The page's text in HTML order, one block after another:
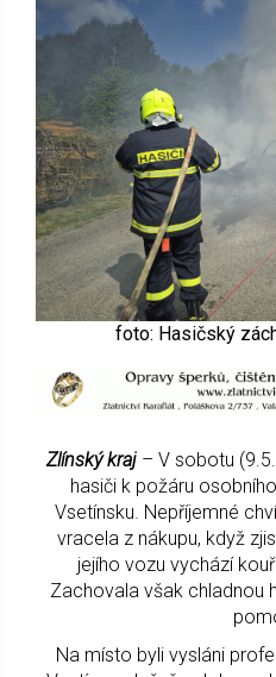
foto: Hasičský
Zlínský kraj – V sobotu
hasiči k požáru
Vsetínsku. Nepříjemné
vracela z nákupu, když
jejího vozu vychází
Zachovala však chladnou
Na místo byli vysláni